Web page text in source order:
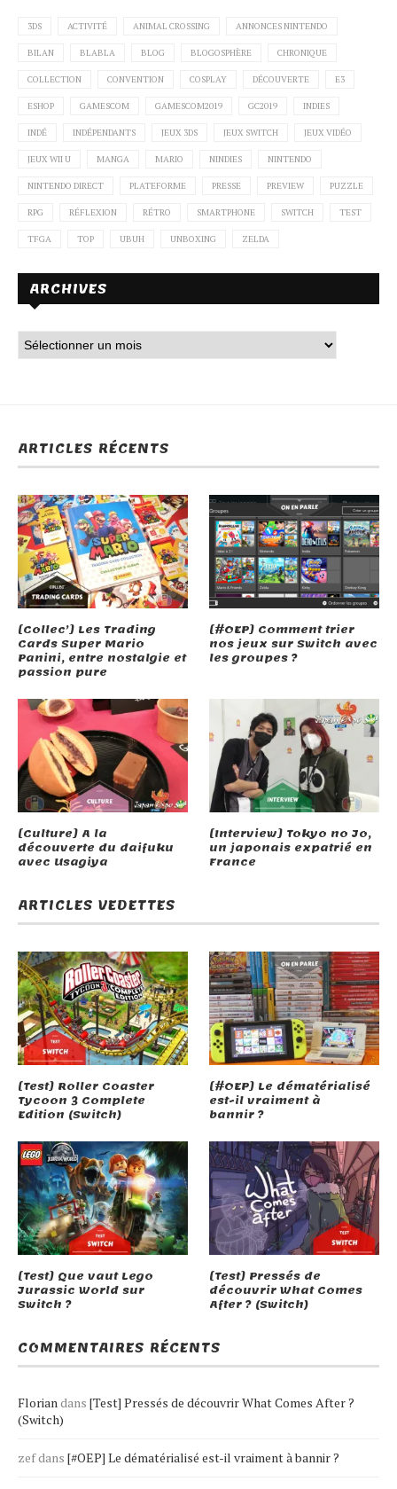
3DS ACTIVITÉ ANIMAL CROSSING ANNONCES NINTENDO
BILAN BLABLA BLOG BLOGOSPHÈRE CHRONIQUE
COLLECTION CONVENTION COSPLAY DÉCOUVERTE E3
ESHOP GAMESCOM GAMESCOM2019 GC2019 INDIES
INDÉ INDÉPENDANTS JEUX 3DS JEUX SWITCH JEUX VIDÉO
JEUX WII U MANGA MARIO NINDIES NINTENDO
NINTENDO DIRECT PLATEFORME PRESSE PREVIEW PUZZLE
RPG RÉFLEXION RÉTRO SMARTPHONE SWITCH TEST
TFGA TOP UBUH UNBOXING ZELDA
ARCHIVES
ARTICLES RÉCENTS
[Collec’] Les Trading
Cards Super Mario
Panini, entre nostalgie et
passion pure
[#OEP] Comment trier
nos jeux sur Switch avec
les groupes ?
[Culture] A la
découverte du daifuku
avec Usagiya
[Interview] Tokyo no Jo,
un japonais expatrié en
France
ARTICLES VEDETTES
[Test] Roller Coaster
Tycoon 3 Complete
Edition (Switch)
[#OEP] Le dématérialisé
est-il vraiment à
bannir ?
[Test] Que vaut Lego
Jurassic World sur
Switch ?
[Test] Pressés de
découvrir What Comes
After ? (Switch)
COMMENTAIRES RÉCENTS
Florian dans [Test] Pressés de découvrir What Comes After ?
(Switch)
zefdans [#OEP] Le dématérialisé est-il vraiment à bannir ?